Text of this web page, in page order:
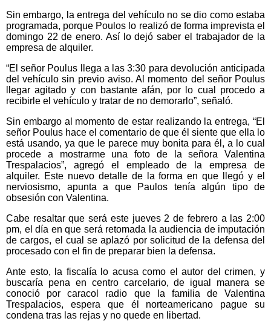
Sin embargo, la entrega del vehículo no se dio como estaba
programada, porque Poulos lo realizó de forma imprevista el
domingo 22 de enero. Así lo dejó saber el trabajador de la
empresa de alquiler.
“El señor Poulus llega a las 3:30 para devolución anticipada
del vehículo sin previo aviso. Al momento del señor Poulus
llegar agitado y con bastante afán, por lo cual procedo a
recibirle el vehículo y tratar de no demorarlo”, señaló.
Sin embargo al momento de estar realizando la entrega, “El
señor Poulus hace el comentario de que él siente que ella lo
está usando, ya que le parece muy bonita para él, a lo cual
procede a mostrarme una foto de la señora Valentina
Trespalacios”, agregó el empleado de la empresa de
alquiler. Este nuevo detalle de la forma en que llegó y el
nerviosismo, apunta a que Paulos tenía algún tipo de
obsesión con Valentina.
Cabe resaltar que será este jueves 2 de febrero a las 2:00
pm, el día en que será retomada la audiencia de imputación
de cargos, el cual se aplazó por solicitud de la defensa del
procesado con el fin de preparar bien la defensa.
Ante esto, la fiscalía lo acusa como el autor del crimen, y
buscaría pena en centro carcelario, de igual manera se
conoció por caracol radio que la familia de Valentina
Trespalacios, espera que él norteamericano pague su
condena tras las rejas y no quede en libertad.